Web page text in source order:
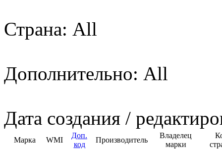
Страна: All
Дополнительно: All
Дата создания /
Марка WMI
Доп.
код
Производитель
Владелец
марки